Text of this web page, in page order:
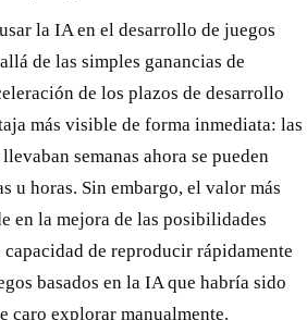
la IA en el desarrollo de juegos
de las simples ganancias de
de los plazos de desarrollo
más visible de forma inmediata: las
semanas ahora se pueden
u horas. Sin embargo, el valor más
en la mejora de las posibilidades
de reproducir rápidamente
basados en la IA que habría sido
caro explorar manualmente.